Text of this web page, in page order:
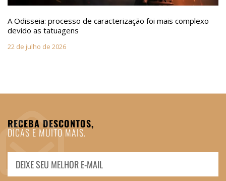
A Odisseia: processo de caracterização foi mais complexo
devido as tatuagens
22 de julho de 2026
RECEBA DESCONTOS,
DICAS E MUITO MAIS.